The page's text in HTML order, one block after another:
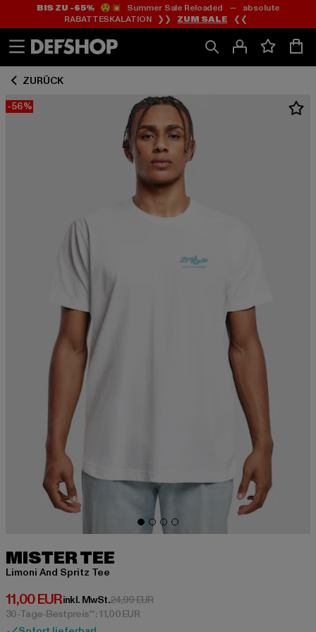
Zum
Inhalt
springen
Zum
Fußzeile
springen
BIS ZU -65%😲💥 Summer Sale Reloaded — absolute
RABATTESKALATION ❯❯ ZUM SALE ❮❮
ZURÜCK
-56%
MISTER TEE
Limoni And Spritz Tee
11,00 EUR
Derzeitiger Preis: 11,00 EUR
inkl. MwSt.24,99 EURAktionspreis: 24,99 EUR
30-Tage-Bestpreis**: 11,00 EUR